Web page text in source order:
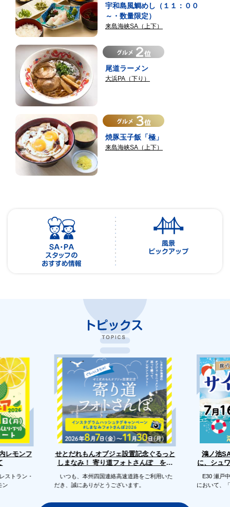
宇和島風鯛めし（１１：００
～・数量限定）
来島海峡SA（上下）
尾道ラーメン
大浜PA（下り）
焼豚玉子飯「極」
来島海峡SA（上下）
レモンフ
ストラン・
ン
せとだれもんオブジェ設置記念ぐるっと
しまなみ！ 寄り道フォトさんぽ を開
いつも、本州四国連絡高速道路をご利用いた
だき、誠にありがとうございます。
鴻ノ池
に、シュ
E30 瀬戸中
において、